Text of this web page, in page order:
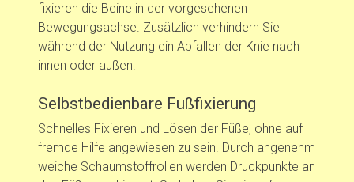
fixieren die Beine in der vorgesehenen
Bewegungsachse. Zusätzlich verhindern Sie
während der Nutzung ein Abfallen der Knie nach
innen oder außen.
Selbstbedienbare Fußfixierung
Schnelles Fixieren und Lösen der Füße, ohne auf
fremde Hilfe angewiesen zu sein. Durch angenehm
weiche Schaumstoffrollen werden Druckpunkte an